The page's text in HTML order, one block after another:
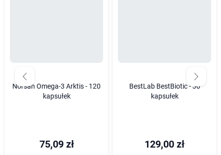
Norsan Omega-3 Arktis - 120
kapsułek
75,09 zł
BestLab BestBiotic - 30
kapsułek
129,00 zł